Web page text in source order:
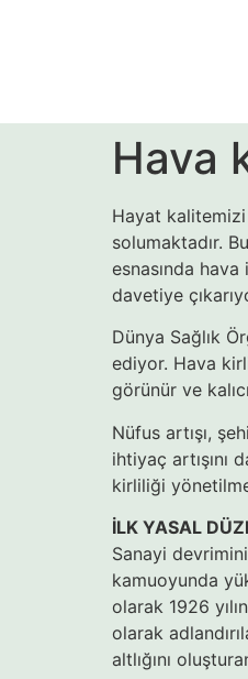
Hava
Hayat
solumaktadır.
esnasında
davetiye
Dünya Sağlık
ediyor. Hava
görünür ve
Nüfus artışı,
ihtiyaç artışını
kirliliği
İLK YASAL
Sanayi
kamuoyunda
olarak 1926
olarak
altlığını